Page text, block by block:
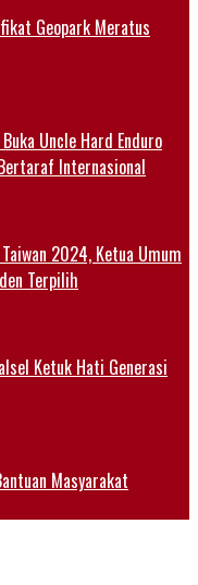
Geopark Meratus
Uncle Hard Enduro
Internasional
2024, Ketua Umum
Terpilih
Ketuk Hati Generasi
Masyarakat